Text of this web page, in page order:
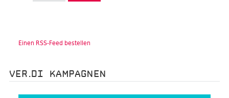
Einen RSS-Feed bestellen
VER.DI KAMPAGNEN